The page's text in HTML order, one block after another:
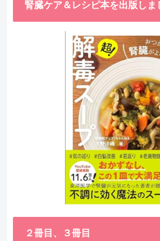
腎臓ケア＆レシピ本を出版しま
２冊目、３冊目